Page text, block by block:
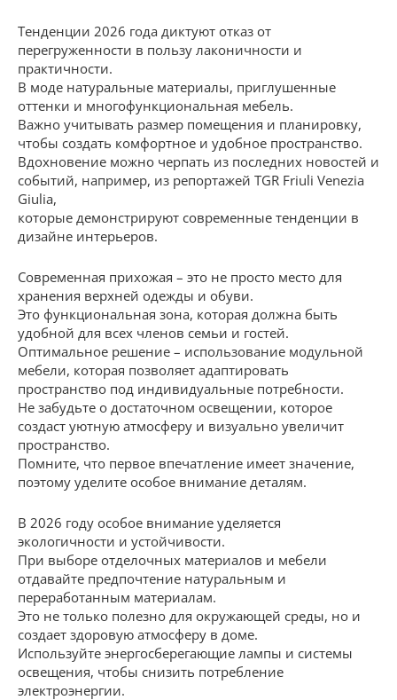
Тенденции 2026 года диктуют отказ от
перегруженности в пользу лаконичности и
практичности.
В моде натуральные материалы, приглушенные
оттенки и многофункциональная мебель.
Важно учитывать размер помещения и планировку,
чтобы создать комфортное и удобное пространство.
Вдохновение можно черпать из последних новостей и
событий, например, из репортажей TGR Friuli Venezia
Giulia,
которые демонстрируют современные тенденции в
дизайне интерьеров.
Современная прихожая – это не просто место для
хранения верхней одежды и обуви.
Это функциональная зона, которая должна быть
удобной для всех членов семьи и гостей.
Оптимальное решение – использование модульной
мебели, которая позволяет адаптировать
пространство под индивидуальные потребности.
Не забудьте о достаточном освещении, которое
создаст уютную атмосферу и визуально увеличит
пространство.
Помните, что первое впечатление имеет значение,
поэтому уделите особое внимание деталям.
В 2026 году особое внимание уделяется
экологичности и устойчивости.
При выборе отделочных материалов и мебели
отдавайте предпочтение натуральным и
переработанным материалам.
Это не только полезно для окружающей среды, но и
создает здоровую атмосферу в доме.
Используйте энергосберегающие лампы и системы
освещения, чтобы снизить потребление
электроэнергии.